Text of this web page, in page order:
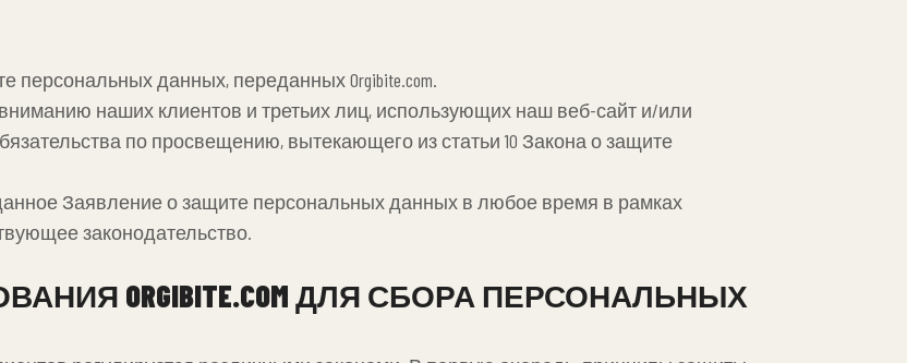
данных, переданных Orgibite.com.
наших клиентов и третьих лиц, использующих наш веб-сайт и/или
по просвещению, вытекающего из статьи 10 Закона о защите
данное Заявление о защите персональных данных в любое время в рамках
законодательство.
ORGIBITE.COM ДЛЯ СБОРА ПЕРСОНАЛЬНЫХ